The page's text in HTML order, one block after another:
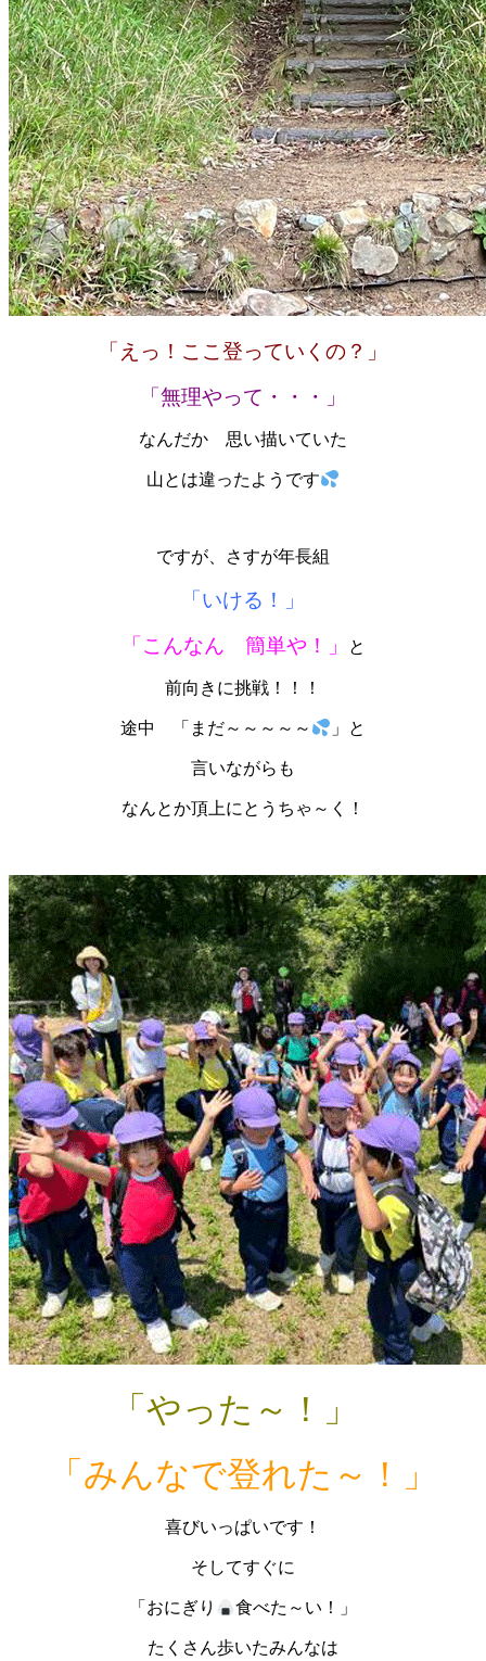
「えっ！ここ登っていくの？」
「無理やって・・・」
なんだか 思い描いていた
山とは違ったようです
ですが、さすが年長組
「いける！」
「こんなん 簡単や！」
と
前向きに挑戦！！！
途中 「まだ～～～～～ 」と
言いながらも
なんとか頂上にとうちゃ～く！
「やった～！」
「みんなで登れた～！」
喜びいっぱいです！
そしてすぐに
「おにぎり 食べた～い！」
たくさん歩いたみんなは